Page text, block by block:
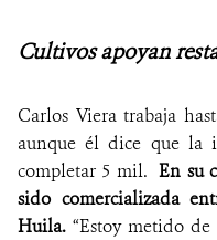
Cultivos apoyan
Carlos Viera trabaja
aunque él dice que la
completar 5 mil.En su
sido comercializada
Huila. “Estoy metido